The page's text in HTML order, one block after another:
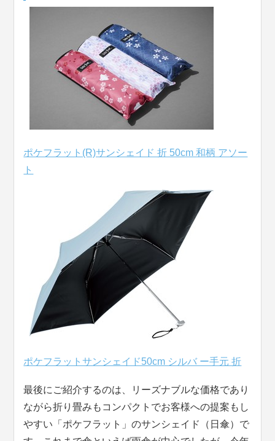
ポケフラット(R)サンシェイド 折 50cm 和柄 アソー
ト
ポケフラットサンシェイド50cm シルバ ー手元 折
最後にご紹介するのは、リーズナブルな価格であり
ながら折り畳みもコンパクトでお客様への提案もし
やすい「ポケフラット」のサンシェイド（日傘）で